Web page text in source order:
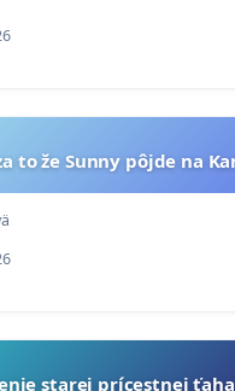
to že Sunny pôjde na
starej prícestnej